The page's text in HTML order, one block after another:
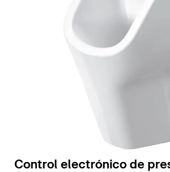
Control electrónico de